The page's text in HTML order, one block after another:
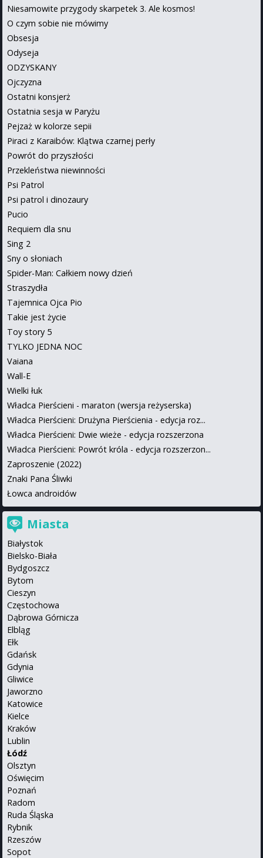
Niesamowite przygody skarpetek 3. Ale kosmos!
O czym sobie nie mówimy
Obsesja
Odyseja
ODZYSKANY
Ojczyzna
Ostatni konsjerż
Ostatnia sesja w Paryżu
Pejzaż w kolorze sepii
Piraci z Karaibów: Klątwa czarnej perły
Powrót do przyszłości
Przekleństwa niewinności
Psi Patrol
Psi patrol i dinozaury
Pucio
Requiem dla snu
Sing 2
Sny o słoniach
Spider-Man: Całkiem nowy dzień
Straszydła
Tajemnica Ojca Pio
Takie jest życie
Toy story 5
TYLKO JEDNA NOC
Vaiana
Wall-E
Wielki łuk
Władca Pierścieni - maraton (wersja reżyserska)
Władca Pierścieni: Drużyna Pierścienia - edycja roz...
Władca Pierścieni: Dwie wieże - edycja rozszerzona
Władca Pierścieni: Powrót króla - edycja rozszerzon...
Zaproszenie (2022)
Znaki Pana Śliwki
Łowca androidów
Miasta
Białystok
Bielsko-Biała
Bydgoszcz
Bytom
Cieszyn
Częstochowa
Dąbrowa Górnicza
Elbląg
Ełk
Gdańsk
Gdynia
Gliwice
Jaworzno
Katowice
Kielce
Kraków
Lublin
Łódź
Olsztyn
Oświęcim
Poznań
Radom
Ruda Śląska
Rybnik
Rzeszów
Sopot